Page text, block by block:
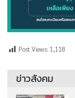
Post Views: 1,118
ข่าวสังคม